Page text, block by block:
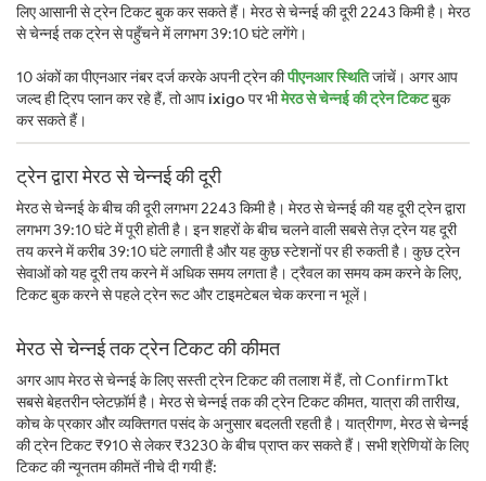
लिए आसानी से ट्रेन टिकट बुक कर सकते हैं। मेरठ से चेन्नई की दूरी 2243 किमी है। मेरठ
से चेन्नई तक ट्रेन से पहुँचने में लगभग 39:10 घंटे लगेंगे।
10 अंकों का पीएनआर नंबर दर्ज करके अपनी ट्रेन कीपीएनआर स्थितिजांचें। अगर आप
जल्द ही ट्रिप प्लान कर रहे हैं, तो आपixigoपर भीमेरठ से चेन्नई की ट्रेन टिकटबुक
कर सकते हैं।
ट्रेन द्वारा मेरठ से चेन्नई की दूरी
मेरठ से चेन्नई के बीच की दूरी लगभग 2243 किमी है। मेरठ से चेन्नई की यह दूरी ट्रेन द्वारा
लगभग 39:10 घंटे में पूरी होती है। इन शहरों के बीच चलने वाली सबसे तेज़ ट्रेन यह दूरी
तय करने में करीब 39:10 घंटे लगाती है और यह कुछ स्टेशनों पर ही रुकती है। कुछ ट्रेन
सेवाओं को यह दूरी तय करने में अधिक समय लगता है। ट्रैवल का समय कम करने के लिए,
टिकट बुक करने से पहले ट्रेन रूट और टाइमटेबल चेक करना न भूलें।
मेरठ से चेन्नई तक ट्रेन टिकट की कीमत
अगर आप मेरठ से चेन्नई के लिए सस्ती ट्रेन टिकट की तलाश में हैं, तो ConfirmTkt
सबसे बेहतरीन प्लेटफ़ॉर्म है। मेरठ से चेन्नई तक की ट्रेन टिकट कीमत, यात्रा की तारीख,
कोच के प्रकार और व्यक्तिगत पसंद के अनुसार बदलती रहती है। यात्रीगण, मेरठ से चेन्नई
की ट्रेन टिकट ₹910 से लेकर ₹3230 के बीच प्राप्त कर सकते हैं। सभी श्रेणियों के लिए
टिकट की न्यूनतम कीमतें नीचे दी गयी हैं: